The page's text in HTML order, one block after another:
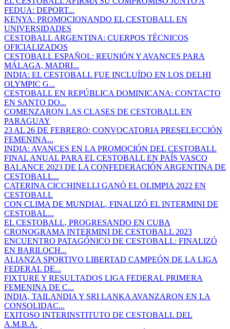
FEDUA: DEPORT...
KENYA: PROMOCIONANDO EL CESTOBALL EN
UNIVERSIDADES
CESTOBALL ARGENTINA: CUERPOS TÉCNICOS
OFICIALIZADOS
CESTOBALL ESPAÑOL: REUNIÓN Y AVANCES PARA
MÁLAGA, MADRI...
INDIA: EL CESTOBALL FUE INCLUÍDO EN LOS DELHI
OLYMPIC G...
CESTOBALL EN REPÚBLICA DOMINICANA: CONTACTO
EN SANTO DO...
COMENZARON LAS CLASES DE CESTOBALL EN
PARAGUAY
23 AL 26 DE FEBRERO: CONVOCATORIA PRESELECCIÓN
FEMENINA...
INDIA: AVANCES EN LA PROMOCIÓN DEL CESTOBALL
FINAL ANUAL PARA EL CESTOBALL EN PAÍS VASCO
BALANCE 2023 DE LA CONFEDERACIÓN ARGENTINA DE
CESTOBALL...
CATERINA CICCHINELLI GANÓ EL OLIMPIA 2022 EN
CESTOBALL
CON CLIMA DE MUNDIAL, FINALIZÓ EL INTERMINI DE
CESTOBAL...
EL CESTOBALL, PROGRESANDO EN CUBA
CRONOGRAMA INTERMINI DE CESTOBALL 2023
ENCUENTRO PATAGÓNICO DE CESTOBALL: FINALIZÓ
EN BARILOCH...
ALIANZA SPORTIVO LIBERTAD CAMPEÓN DE LA LIGA
FEDERAL DE...
FIXTURE Y RESULTADOS LIGA FEDERAL PRIMERA
FEMENINA DE C...
INDIA, TAILANDIA Y SRI LANKA AVANZARON EN LA
CONSOLIDAC...
EXITOSO INTERINSTITUTO DE CESTOBALL DEL
A.M.B.A.